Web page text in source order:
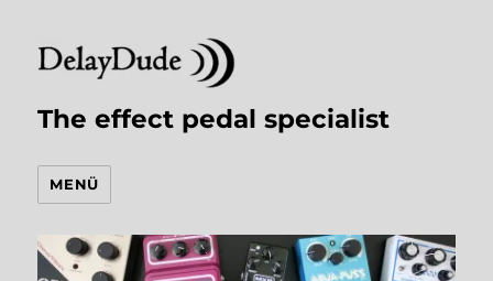
The effect pedal specialist
MENÜ